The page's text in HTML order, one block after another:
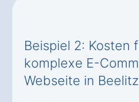
Beispiel 2: Kosten
komplexe E-
Webseite in